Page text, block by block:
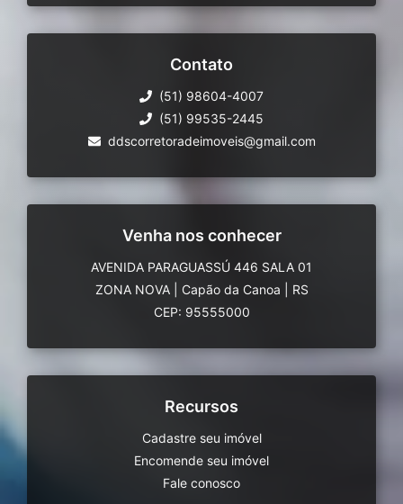
Contato
(51) 98604-4007
(51) 99535-2445
ddscorretoradeimoveis@gmail.com
Venha nos conhecer
AVENIDA PARAGUASSÚ 446 SALA 01
ZONA NOVA
Capão da Canoa
RS
CEP: 95555000
Recursos
Cadastre seu imóvel
Encomende seu imóvel
Fale conosco